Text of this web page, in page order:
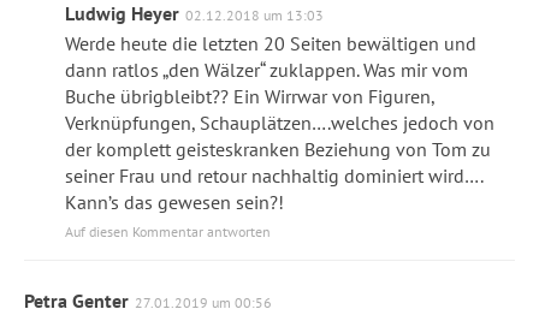
Ludwig Heyer 02.12.2018 um 13:03
Werde heute die letzten 20 Seiten bewältigen und
dann ratlos „den Wälzer“ zuklappen. Was mir vom
Buche übrigbleibt?? Ein Wirrwar von Figuren,
Verknüpfungen, Schauplätzen….welches jedoch von
der komplett geisteskranken Beziehung von Tom zu
seiner Frau und retour nachhaltig dominiert wird….
Kann’s das gewesen sein?!
Auf diesen Kommentar antworten
Petra Genter 27.01.2019 um 00:56